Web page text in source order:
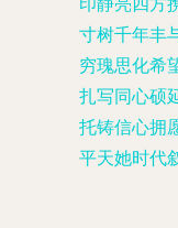
寸树千年丰
穷瑰思化希
扎写同心硕
托铸信心拥
平天她时代